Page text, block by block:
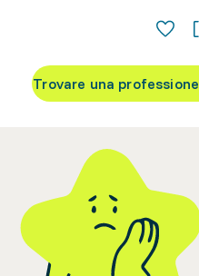
Trovare una professione